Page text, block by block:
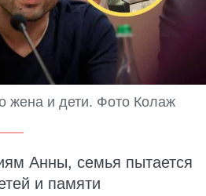
жена и дети. Фото Колаж
Анны, семья пытается
и памяти